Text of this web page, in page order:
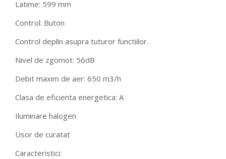
Latime: 599 mm
Control: Buton
Control deplin asupra tuturor functiilor.
Nivel de zgomot: 56dB
Debit maxim de aer: 650 m3/h
Clasa de eficienta energetica: A
Iluminare halogen
Usor de curatat
Caracteristici: